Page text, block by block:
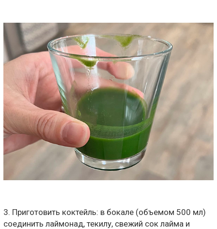
3. Приготовить коктейль: в бокале (объемом 500 мл)
соединить лаймонад, текилу, свежий сок лайма и